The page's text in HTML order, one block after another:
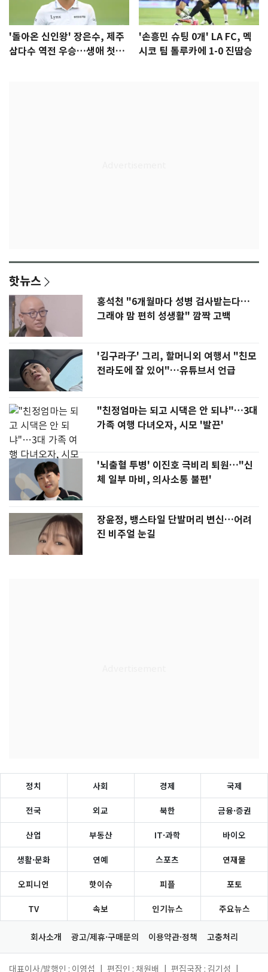
'돌아온 신인왕' 장은수, 제주
삼다수 역전 우승…생애 첫승
'손흥민 슈팅 0개' LA FC, 멕
시코 팀 톨루카에 1-0 진땀승
핫뉴스
홍석천 "6개월마다 성병 검사받는다…
그래야 맘 편히 성생활" 깜짝 고백
'김구라子' 그리, 할머니외 여행서 "친모
전라도에 잘 있어"…유튜브서 언급
"친정엄마는 되고 시댁은 안 되냐"…3대
가족 여행 다녀오자, 시모 '발끈'
'뇌출혈 투병' 이진호 극비리 퇴원…"신
체 일부 마비, 의사소통 불편'
장윤정, 뱅스타일 단발머리 변신…어려
진 비주얼 눈길
정치 사회 경제 국제
전국 외교 북한 금융·증권
산업 부동산 IT·과학 바이오
생활·문화 연예 스포츠 연재물
오피니언 핫이슈 피플 포토
TV 속보 인기뉴스 주요뉴스
회사소개 광고/제휴·구매문의 이용약관·정책 고충처리
대표이사/발행인 : 이영섭 편집인 : 채원배 편집국장 : 김기성